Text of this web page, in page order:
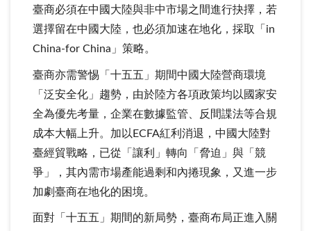
臺商必須在中國大陸與非中市場之間進行抉擇，若
選擇留在中國大陸，也必須加速在地化，採取「in
China-for China」策略。
臺商亦需警惕「十五五」期間中國大陸營商環境
「泛安全化」趨勢，由於陸方各項政策均以國家安
全為優先考量，企業在數據監管、反間諜法等合規
成本大幅上升。加以ECFA紅利消退，中國大陸對
臺經貿戰略，已從「讓利」轉向「脅迫」與「競
爭」，其內需市場產能過剩和內捲現象，又進一步
加劇臺商在地化的困境。
面對「十五五」期間的新局勢，臺商布局正進入關